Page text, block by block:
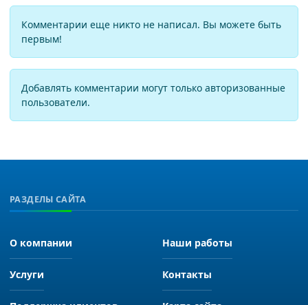
Комментарии еще никто не написал. Вы можете быть
первым!
Добавлять комментарии могут только авторизованные
пользователи.
РАЗДЕЛЫ САЙТА
О компании Наши работы
Услуги Контакты